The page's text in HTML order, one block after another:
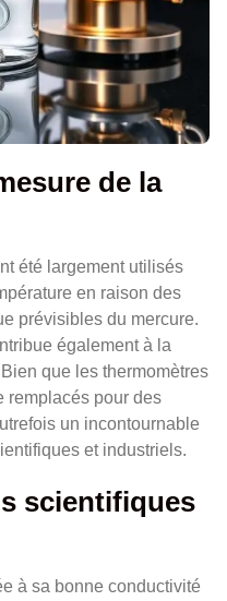
de la
été largement utilisés
en raison des
prévisibles du mercure.
également à la
que les thermomètres
remplacés pour des
un incontournable
et industriels.
scientifiques
à sa bonne conductivité